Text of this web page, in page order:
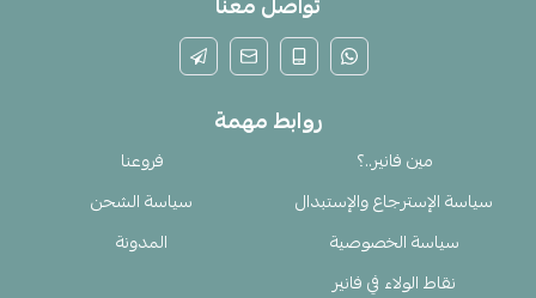
روابط مهمة
مين فانير..؟
فروعنا
سياسة الإسترجاع والإستبدال
سياسة الشحن
سياسة الخصوصية
المدونة
نقاط الولاء في فانير